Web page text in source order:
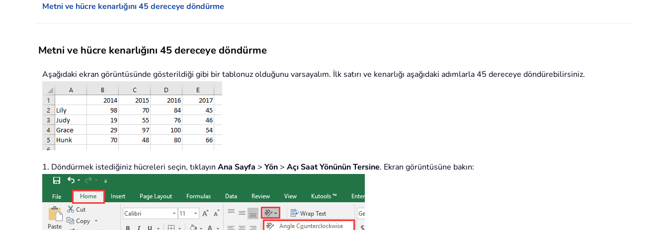
Metni ve hücre kenarlığını 45 dereceye döndürme
Metni ve hücre kenarlığını 45 dereceye döndürme
Aşağıdaki ekran görüntüsünde gösterildiği gibi bir tablonuz olduğunu varsayalım. İlk satırı ve kenarlığı aşağıdaki adımlarla 45 dereceye döndürebilirsiniz.
1. Döndürmek istediğiniz hücreleri seçin, tıklayın Ana Sayfa > Yön > Açı Saat Yönünün Tersine. Ekran görüntüsüne bakın: